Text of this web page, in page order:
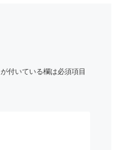
が付いている欄は必須項目